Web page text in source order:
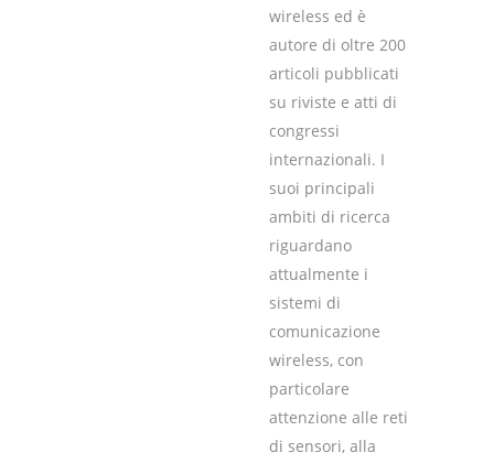
wireless ed è
autore di oltre 200
articoli pubblicati
su riviste e atti di
congressi
internazionali. I
suoi principali
ambiti di ricerca
riguardano
attualmente i
sistemi di
comunicazione
wireless, con
particolare
attenzione alle reti
di sensori, alla